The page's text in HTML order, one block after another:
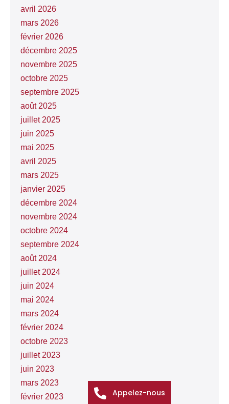
avril 2026
mars 2026
février 2026
décembre 2025
novembre 2025
octobre 2025
septembre 2025
août 2025
juillet 2025
juin 2025
mai 2025
avril 2025
mars 2025
janvier 2025
décembre 2024
novembre 2024
octobre 2024
septembre 2024
août 2024
juillet 2024
juin 2024
mai 2024
mars 2024
février 2024
octobre 2023
juillet 2023
juin 2023
mars 2023
février 2023
Appelez-nous